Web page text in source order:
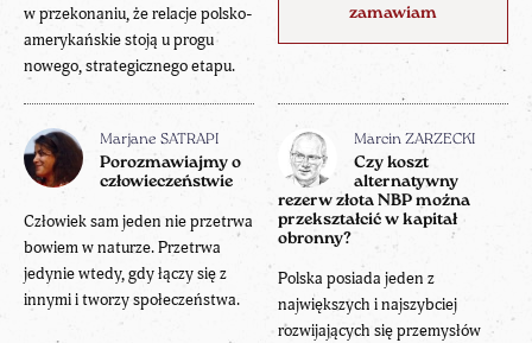
zamawiam
w przekonaniu, że relacje polsko-
amerykańskie stoją u progu
nowego, strategicznego etapu.
Marjane SATRAPI
Porozmawiajmy o
człowieczeństwie
Człowiek sam jeden nie przetrwa
bowiem w naturze. Przetrwa
jedynie wtedy, gdy łączy się z
innymi i tworzy społeczeństwa.
Marcin ZARZECKI
Czy koszt
alternatywny
rezerw złota NBP można
przekształcić w kapitał
obronny?
Polska posiada jeden z
największych i najszybciej
rozwijających się przemysłów